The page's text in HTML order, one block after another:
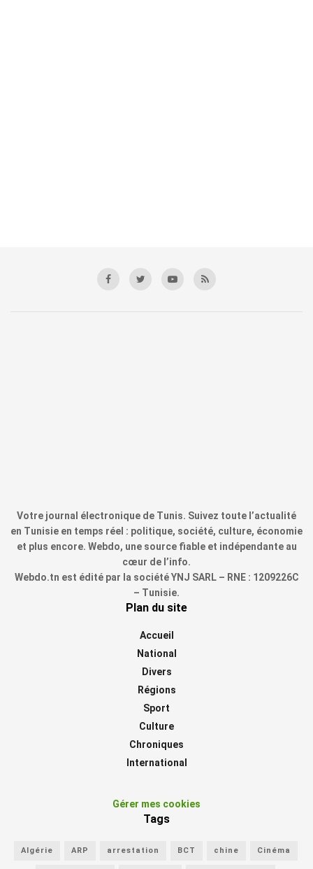
Votre journal électronique de Tunis. Suivez toute l’actualité
en Tunisie en temps réel : politique, société, culture, économie
et plus encore. Webdo, une source fiable et indépendante au
cœur de l’info.
Webdo.tn est édité par la société YNJ SARL – RNE : 1209226C
– Tunisie.
Plan du site
Accueil
National
Divers
Régions
Sport
Culture
Chroniques
International
Gérer mes cookies
Tags
Algérie ARP arrestation BCT chine Cinéma